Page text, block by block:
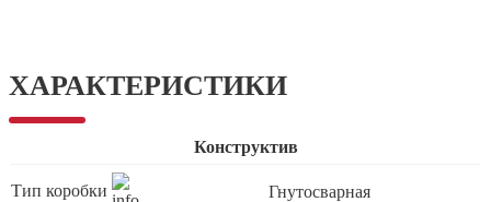
ХАРАКТЕРИСТИКИ
Конструктив
Тип коробки Гнутосварная